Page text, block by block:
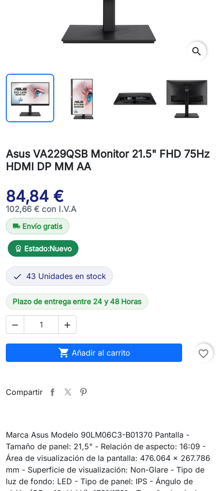
search
Asus VA229QSB Monitor 21.5" FHD 75Hz
HDMI DP MM AA
84,84 €
102,66 € con I.V.A
local_shipping Envío gratis
workspace_premium Estado:Nuevo
 43 Unidades en stock
Plazo de entrega entre 24 y 48 Horas
 
 Añadir al carrito favorite_border
Compartir
Marca Asus Modelo 90LM06C3-B01370 Pantalla -
Tamaño de panel: 21,5" - Relación de aspecto: 16:09 -
Área de visualización de la pantalla: 476.064 x 267.786
mm - Superficie de visualización: Non-Glare - Tipo de
luz de fondo: LED - Tipo de panel: IPS - Ángulo de